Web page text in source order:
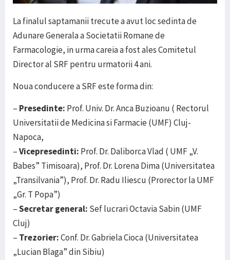
La finalul saptamanii trecute a avut loc sedinta de
Adunare Generala a Societatii Romane de
Farmacologie, in urma careia a fost ales Comitetul
Director al SRF pentru urmatorii 4 ani.
Noua conducere a SRF este forma din:
– Presedinte: Prof. Univ. Dr. Anca Buzioanu ( Rectorul
Universitatii de Medicina si Farmacie (UMF) Cluj-
Napoca,
–Vicepresedinti: Prof. Dr. Daliborca Vlad ( UMF „V.
Babes” Timisoara), Prof. Dr. Lorena Dima (Universitatea
„Transilvania”), Prof. Dr. Radu Iliescu (Prorector la UMF
„Gr. T Popa”)
–Secretar general: Sef lucrari Octavia Sabin (UMF
Cluj)
– Trezorier:Conf. Dr. Gabriela Cioca (Universitatea
„Lucian Blaga” din Sibiu)